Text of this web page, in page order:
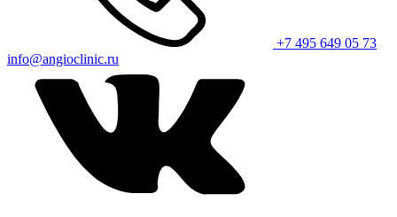
+7 495 649 05 73
info@angioclinic.ru